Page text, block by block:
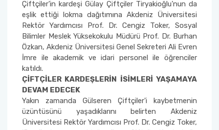
Çiftçiler'in kardeşi Gülay Çiftçiler Tiryakioğlu'nun da
eşlik ettiği lokma dağıtımına Akdeniz Üniversitesi
Rektör Yardımcısı Prof. Dr. Cengiz Toker, Sosyal
Bilimler Meslek Yüksekokulu Müdürü Prof. Dr. Burhan
Özkan, Akdeniz Üniversitesi Genel Sekreteri Ali Evren
İmre ile akademik ve idari personel ile öğrenciler
katıldı.
ÇİFTÇİLER KARDEŞLERİN İSİMLERİ YAŞAMAYA
DEVAM EDECEK
Yakın zamanda Gülseren Çiftçiler'i kaybetmenin
üzüntüsünü yaşadıklarını belirten Akdeniz
Üniversitesi Rektör Yardımcısı Prof. Dr. Cengiz Toker,
2022-2026 Stratejik Planı
Faaliyet Raporları
Akademik Tören
İlahiyat Fakültesi
İletişim Fakültesi
Kemer Denizcilik Fakültesi
Kumluca Sağlık Bilimleri Fakültesi
Manavgat Sosyal ve Beşeri Bilimler Fakültesi
Sağlık Hizmetleri MYO
Serik Gülsün Süleyman Süral MYO
Sosyal Bilimler MYO
Teknik Bilimler MYO
Yapı İşleri ve Teknik Daire Başkanlığı
Uluslararası İlişkiler Ofisi
Mezun Bilgi Sistemi
Sıkça Sorulan Sorular
Online Sağlık Hizmetleri Randevu Sistemi
Yönetim Sistemi)
Dış Kaynaklı Proje Takip Sistemi
AB Projeleri
TÜBİTAK Projeleri
Web of Science
SciVal